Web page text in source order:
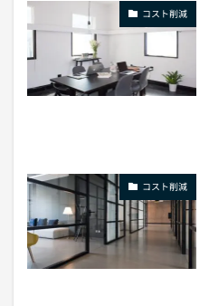
コスト削減
コスト削減